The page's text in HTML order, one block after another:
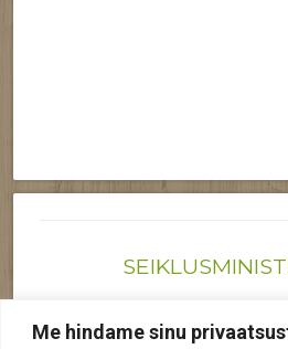
Me hindame sinuReg nr: